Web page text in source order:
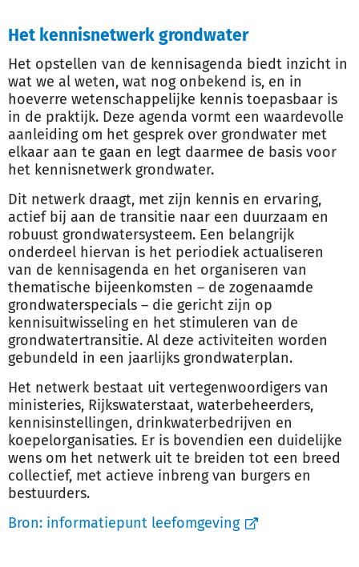
Het kennisnetwerk grondwater
Het opstellen van de kennisagenda biedt inzicht in
wat we al weten, wat nog onbekend is, en in
hoeverre wetenschappelijke kennis toepasbaar is
in de praktijk. Deze agenda vormt een waardevolle
aanleiding om het gesprek over grondwater met
elkaar aan te gaan en legt daarmee de basis voor
het kennisnetwerk grondwater.
Dit netwerk draagt, met zijn kennis en ervaring,
actief bij aan de transitie naar een duurzaam en
robuust grondwatersysteem. Een belangrijk
onderdeel hiervan is het periodiek actualiseren
van de kennisagenda en het organiseren van
thematische bijeenkomsten – de zogenaamde
grondwaterspecials – die gericht zijn op
kennisuitwisseling en het stimuleren van de
grondwatertransitie. Al deze activiteiten worden
gebundeld in een jaarlijks grondwaterplan.
Het netwerk bestaat uit vertegenwoordigers van
ministeries, Rijkswaterstaat, waterbeheerders,
kennisinstellingen, drinkwaterbedrijven en
koepelorganisaties. Er is bovendien een duidelijke
wens om het netwerk uit te breiden tot een breed
collectief, met actieve inbreng van burgers en
bestuurders.
Bron: informatiepunt leefomgeving